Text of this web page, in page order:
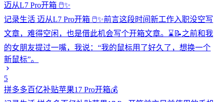
迈从L7 Pro开箱 🖱️✨
记录生活 迈从L7 Pro开箱 🖱️✨前言这段时间新工作入职没空写
文章，难得空闲，也是借此机会写个开箱文章。⌛📝之前和我
的女朋友提过一嘴，我说：“我的鼠标用了好久了，想换一个
新鼠标”。
5
拼多多百亿补贴苹果17 Pro开箱💰